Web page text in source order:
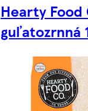
Hearty Food
guľatozrnná